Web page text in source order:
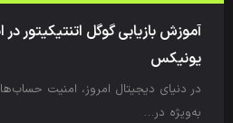
آموزش بازیابی گوگل اتنتیکیتور
یونیکس
در دنیای دیجیتال امروز، امنیت
به‌ویژه در…